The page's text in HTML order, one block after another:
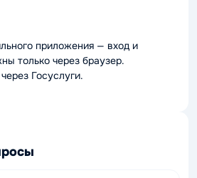
приложения — вход и
только через браузер.
Госуслуги.